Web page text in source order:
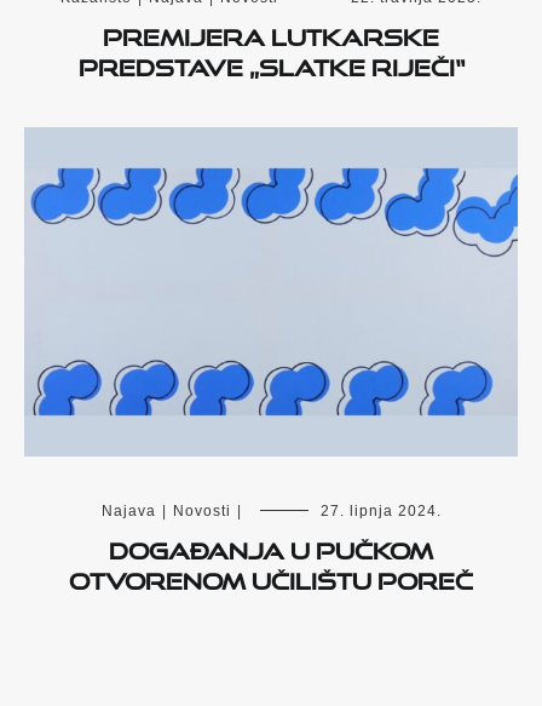
Premijera lutkarske
predstave „Slatke riječi“
Najava | Novosti | 27. lipnja 2024.
Događanja u Pučkom
otvorenom učilištu Poreč